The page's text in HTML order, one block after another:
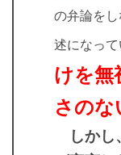
の弁論を
述になって
けを無
さのな
しかし